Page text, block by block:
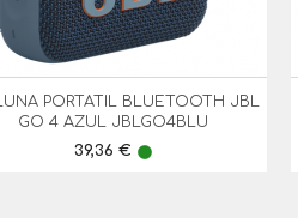
PORTATIL BLUETOOTH JBL
GO 4 AZUL JBLGO4BLU
Preço
39,36 € lens
Vista Rápida